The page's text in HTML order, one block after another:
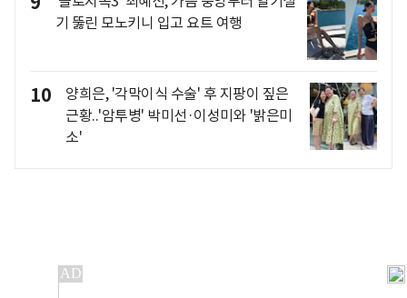
기 뚫린 모노키니 입고 요트 여행
10
양희은, '각막이식 수술' 후 지팡이 짚은
근황..'암투병' 박미선·이성미와 '밝은미
소'